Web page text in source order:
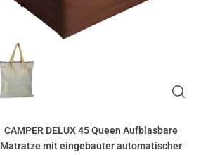
CAMPER DELUX 45 Queen Aufblasbare
Matratze mit eingebauter automatischer